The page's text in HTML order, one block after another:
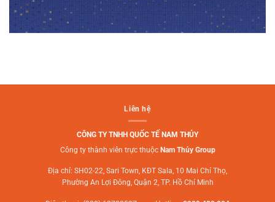
Liên hệ
CÔNG TY TNHH QUỐC TẾ NAM THỦY
Công ty thành viên trực thuộc Nam Thủy Group
Địa chỉ: SH02-22, Sari Town, KĐT Sala, 10 Mai Chí Thọ,
Phường An Lợi Đông, Quận 2, TP. Hồ Chí Minh